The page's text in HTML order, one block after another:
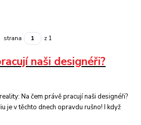
strana z 1
naši designéři?
Na čem právě pracují naši designéři?
je v těchto dnech opravdu rušno! I když